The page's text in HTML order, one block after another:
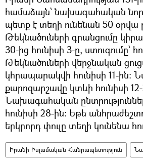
համաձայն՝ նախագահական նոր
պետք է տեղի ունենան 50 օրվա
Թեկնածուների գրանցումը
30-ից հունիսի 3-ը, ստուգումը՝
Թեկնածուների վերջնական
կհրապարակվի հունիսի 11-
քարոզարշավը կտևի հունիսի
Նախագահական
հունիսի 28-ին։ Եթե
երկրորդ փուլը տեղի կունենա
Իրանի Իսլամական Հանրապետություն